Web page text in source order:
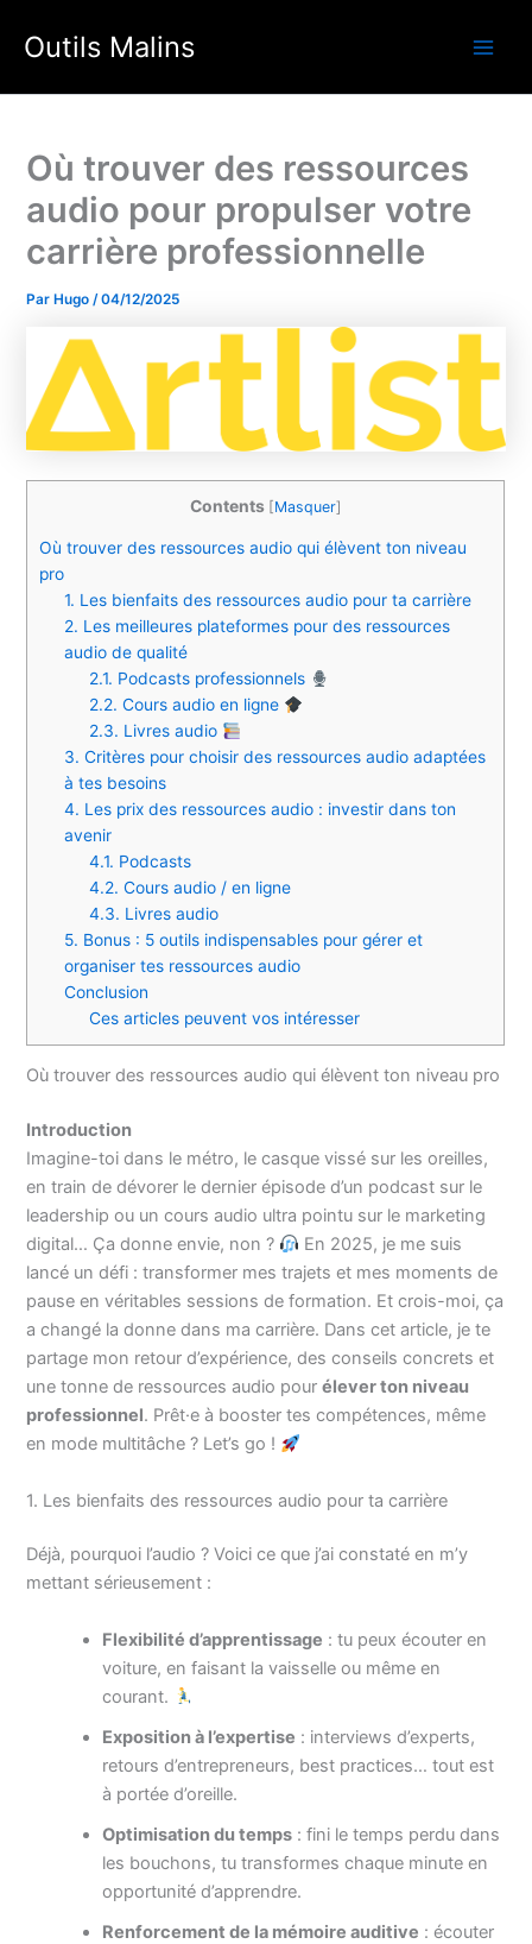
Outils Malins
Où trouver des ressources
audio pour propulser votre
carrière professionnelle
ParHugo /04/12/2025
Contents [Masquer]
Où trouver des ressources audio qui élèvent ton niveau
pro
1. Les bienfaits des ressources audio pour ta carrière
2. Les meilleures plateformes pour des ressources
audio de qualité
2.1. Podcasts professionnels
2.2. Cours audio en ligne
2.3. Livres audio
3. Critères pour choisir des ressources audio adaptées
à tes besoins
4. Les prix des ressources audio : investir dans ton
avenir
4.1. Podcasts
4.2. Cours audio / en ligne
4.3. Livres audio
5. Bonus : 5 outils indispensables pour gérer et
organiser tes ressources audio
Conclusion
Ces articles peuvent vos intéresser
Où trouver des ressources audio qui élèvent ton niveau pro
Introduction
Imagine-toi dans le métro, le casque vissé sur les oreilles,
en train de dévorer le dernier épisode d’un podcast sur le
leadership ou un cours audio ultra pointu sur le marketing
digital… Ça donne envie, non ?
En 2025, je me suis
lancé un défi : transformer mes trajets et mes moments de
pause en véritables sessions de formation. Et crois-moi, ça
a changé la donne dans ma carrière. Dans cet article, je te
partage mon retour d’expérience, des conseils concrets et
une tonne de ressources audio pourélever ton niveau
professionnel. Prêt·e à booster tes compétences, même
en mode multitâche ? Let’s go !
1. Les bienfaits des ressources audio pour ta carrière
Déjà, pourquoi l’audio ? Voici ce que j’ai constaté en m’y
mettant sérieusement :
Flexibilité d’apprentissage : tu peux écouter en
voiture, en faisant la vaisselle ou même en
courant.
Exposition à l’expertise : interviews d’experts,
retours d’entrepreneurs, best practices… tout est
à portée d’oreille.
Optimisation du temps : fini le temps perdu dans
les bouchons, tu transformes chaque minute en
opportunité d’apprendre.
Renforcement de la mémoire auditive : écouter